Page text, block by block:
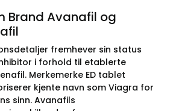
Brand Avanafil og
fremhever sin status
i forhold til etablerte
Merkemerke ED tablet
kjente navn som Viagra for
sinn. Avanafils